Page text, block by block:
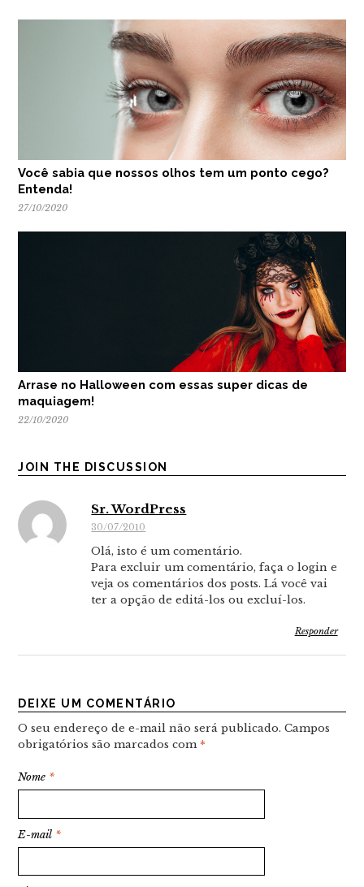
Você sabia que nossos olhos tem um ponto cego?
Entenda!
27/10/2020
Arrase no Halloween com essas super dicas de
maquiagem!
22/10/2020
JOIN THE DISCUSSION
Sr. WordPress
30/07/2010
Olá, isto é um comentário.
Para excluir um comentário, faça o login e
veja os comentários dos posts. Lá você vai
ter a opção de editá-los ou excluí-los.
Responder
DEIXE UM COMENTÁRIO
O seu endereço de e-mail não será publicado. Campos
obrigatórios são marcados com *
Nome *
E-mail *